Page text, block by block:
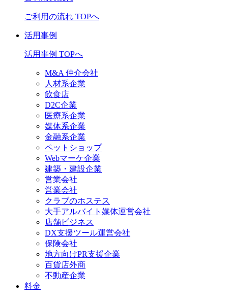
ご利用の流れ TOPへ
活用事例
活用事例 TOPへ
M&A 仲介会社
人材系企業
飲食店
D2C企業
医療系企業
媒体系企業
金融系企業
ペットショップ
Webマーケ企業
建築・建設企業
営業会社
営業会社
クラブのホステス
大手アルバイト媒体運営会社
店舗ビジネス
DX支援ツール運営会社
保険会社
地方向けPR支援企業
百貨店外商
不動産企業
料金